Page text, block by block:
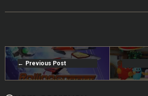
Previous Post